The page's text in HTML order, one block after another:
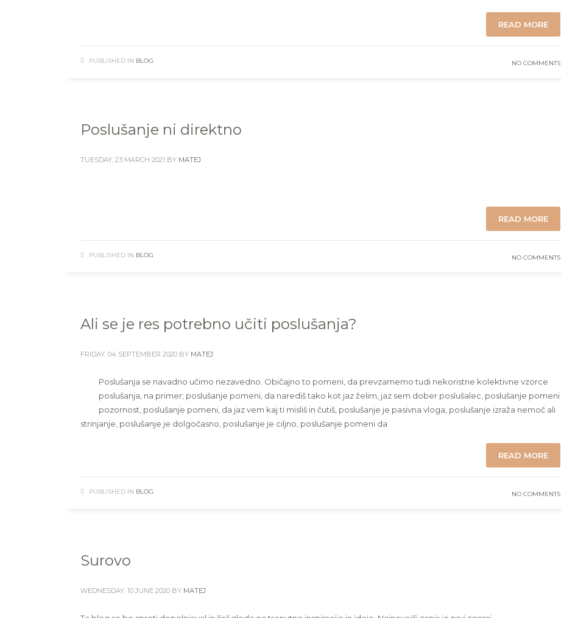
READ MORE
PUBLISHED IN BLOG NO COMMENTS
Poslušanje ni direktno
TUESDAY, 23 MARCH 2021 BY MATEJ
READ MORE
PUBLISHED IN BLOG NO COMMENTS
Ali se je res potrebno učiti poslušanja?
FRIDAY, 04 SEPTEMBER 2020 BY MATEJ
Poslušanja se navadno učimo nezavedno. Običajno to pomeni, da prevzamemo tudi nekoristne kolektivne vzorce
poslušanja, na primer; poslušanje pomeni, da narediš tako kot jaz želim, jaz sem dober poslušalec, poslušanje pomeni
pozornost, poslušanje pomeni, da jaz vem kaj ti misliš in čutiš, poslušanje je pasivna vloga, poslušanje izraža nemoč ali
strinjanje, poslušanje je dolgočasno, poslušanje je ciljno, poslušanje pomeni da
READ MORE
PUBLISHED IN BLOG NO COMMENTS
Surovo
WEDNESDAY, 10 JUNE 2020 BY MATEJ